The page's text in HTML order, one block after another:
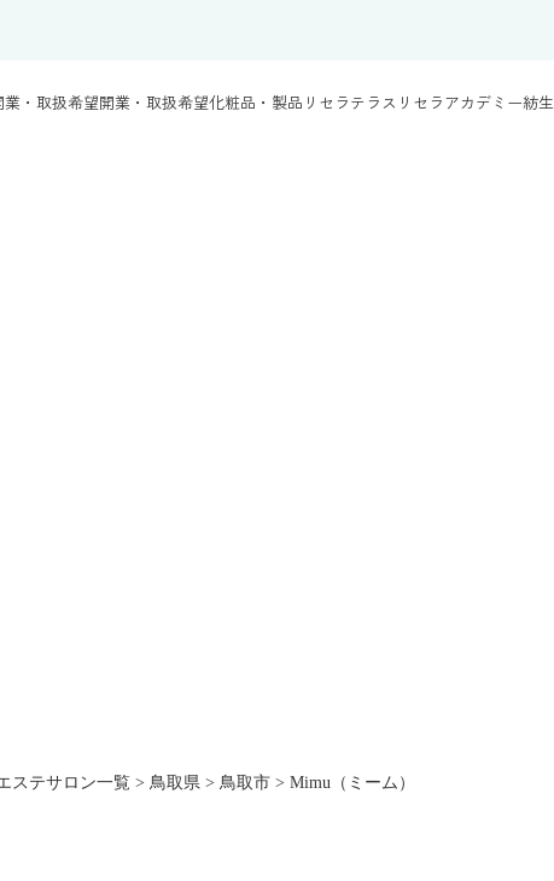
業・取扱希望開業・取扱希望化粧品・製品 リセラテラス リセラアカデミー紡生
ステサロン一覧 > 鳥取県 > 鳥取市 > Mimu（ミーム）